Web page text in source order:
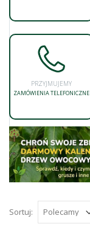
PRZYJMUJEMY
ZAMÓWIENIA TELEFONICZNE
Sortuj: